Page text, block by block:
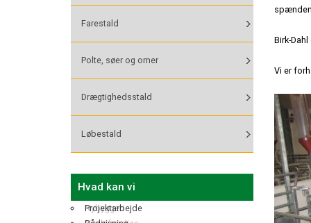
Farestald
Polte, søer og orner
Drægtighedsstald
Løbestald
Hvad kan vi
Nybyggeri
Projektarbejde
Birk-
Vi er